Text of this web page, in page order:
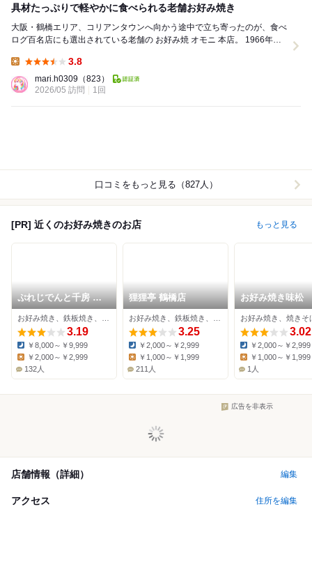
具材たっぷりで軽やかに食べられる老舗お好み焼き
大阪・鶴橋エリア、コリアンタウンへ向かう途中で立ち寄ったのが、食べ
ログ百名店にも選出されている老舗の お好み焼 オモニ 本店。 1966年創
3.8
mari.h0309 （823）
2026/05 訪問
1回
口コミをもっと見る（827人）
[PR] 近くのお好み焼きのお店 もっと見る
ぷれじでんと千房 シ
ェラトン都ホテル大阪
店
3.19
Dinner:
￥8,000～￥9,999
￥2,000～￥2,999
132人
狸狸亭 鶴橋店
3.25
Dinner:
￥2,000～￥2,999
￥1,000～￥1,999
211人
お好み焼き味松
3.02
Dinner:
￥2,000～￥2,999
Lunch:
￥1,000～￥1,999
1人
広告を非表示
店舗情報（詳細） 編集
アクセス 住所を編集